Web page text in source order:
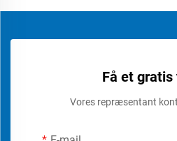
Få et
Vores repræsentant